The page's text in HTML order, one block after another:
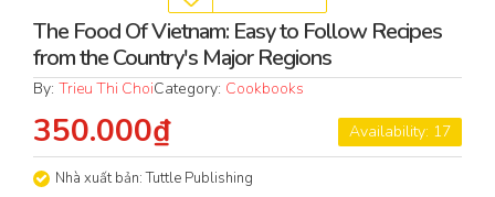
The Food Of Vietnam: Easy to Follow Recipes
from the Country's Major Regions
By: Trieu Thi ChoiCategory: Cookbooks
Availability: 17
350.000₫
Nhà xuất bản: Tuttle Publishing